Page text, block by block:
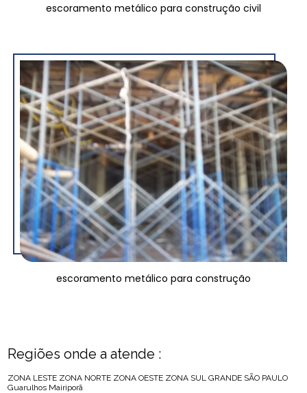
escoramento metálico para construção civil
escoramento metálico para construção
Regiões onde a atende :
ZONA LESTE ZONA NORTE ZONA OESTE ZONA SUL GRANDE SÃO PAULO
Guarulhos Mairiporã